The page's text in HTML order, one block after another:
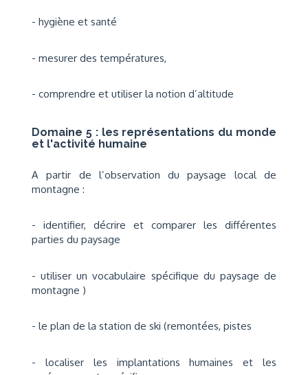
- hygiène et santé
- mesurer des températures,
- comprendre et utiliser la notion d’altitude
Domaine 5 : les représentations du monde
et l'activité humaine
A partir de l’observation du paysage local de
montagne :
- identifier, décrire et comparer les différentes
parties du paysage
- utiliser un vocabulaire spécifique du paysage de
montagne )
- le plan de la station de ski (remontées, pistes
- localiser les implantations humaines et les